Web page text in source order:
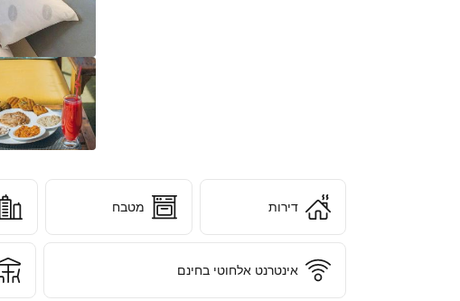
דורג
על
האורחים
לאחר
שהייתם
ב-
Swiss
דירות מטבח
אינטרנט אלחוטי בחינם